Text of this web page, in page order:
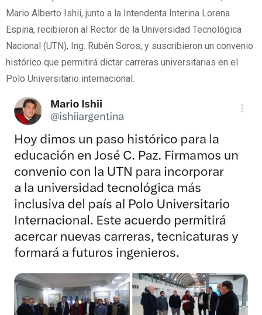
Mario Alberto Ishii, junto a la Intendenta Interina Lorena
Espina, recibieron al Rector de la Universidad Tecnológica
Nacional (UTN), Ing. Rubén Soros, y suscribieron un convenio
histórico que permitirá dictar carreras universitarias en el
Polo Universitario internacional.